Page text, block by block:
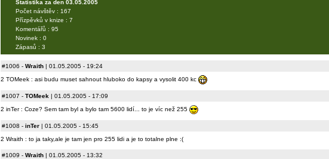
Statistika za den 03.05.2005
Počet návštěv : 167
Přízpěvků v knize : 7
Komentářů : 95
Novinek : 0
Zápasů : 3
#1006 - Wraith| 01.05.2005 - 19:24
2 TOMeek : asi budu muset sahnout hluboko do kapsy a vysolit 400 kc
#1007 - TOMeek| 01.05.2005 - 17:09
2 inTer : Coze? Sem tam byl a bylo tam 5600 lidí... to je víc než 255
#1008 - inTer| 01.05.2005 - 15:45
2 Wraith : to ja taky,ale je tam jen pro 255 lidi a je to totalne plne :(
#1009 - Wraith| 01.05.2005 - 13:32